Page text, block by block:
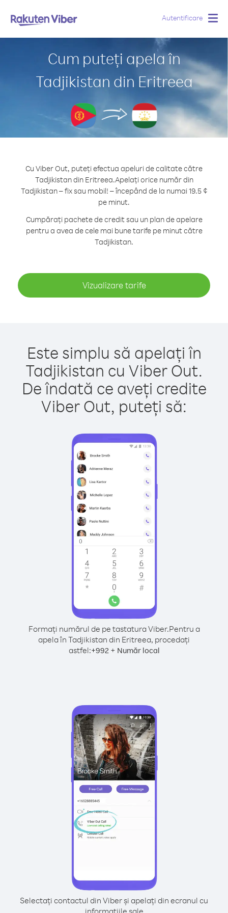
Autentificare
Cum puteți apela în
Tadjikistan din Eritreea
Cu Viber Out, puteți efectua apeluri de calitate către
Tadjikistan din Eritreea.Apelați orice număr din
Tadjikistan – fix sau mobil! – începând de la numai 19.5 ¢
pe minut.
Cumpărați pachete de credit sau un plan de apelare
pentru a avea de cele mai bune tarife pe minut către
Tadjikistan.
Vizualizare tarife
Este simplu să apelați în
Tadjikistan cu Viber Out.
De îndată ce aveți credite
Viber Out, puteți să:
Formați numărul de pe tastatura Viber.Pentru a
apela în Tadjikistan din Eritreea, procedați
astfel:+992+ Număr local
Selectați contactul din Viber și apelați din ecranul cu
informațiile sale